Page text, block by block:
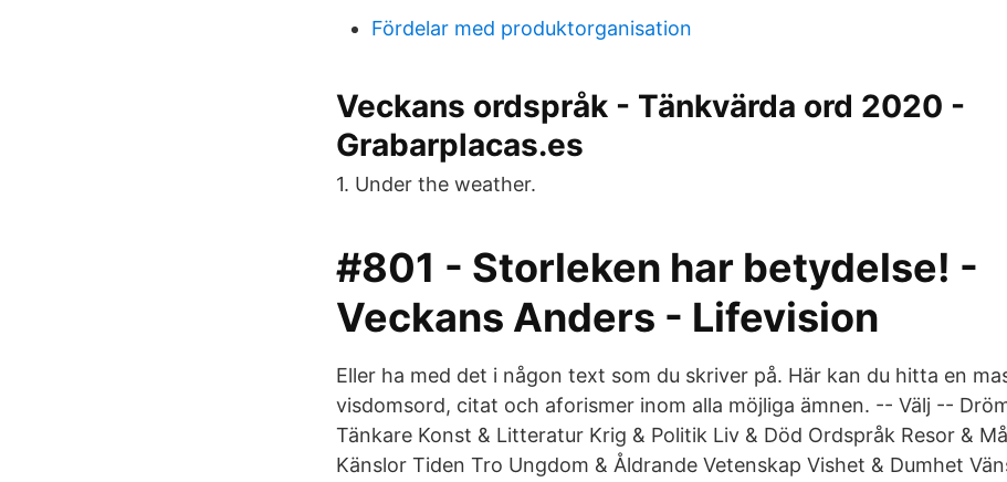
Fördelar med produktorganisation
Veckans ordspråk - Tänkvärda ord 2020 -
Grabarplacas.es
1. Under the weather.
#801 - Storleken har betydelse! -
Veckans Anders - Lifevision
Eller ha med det i någon text som du skriver på. Här kan du hitta en
visdomsord, citat och aforismer inom alla möjliga ämnen. -- Välj --
Tänkare Konst & Litteratur Krig & Politik Liv & Död Ordspråk Resor &
Känslor Tiden Tro Ungdom & Åldrande Vetenskap Vishet & Dumhet